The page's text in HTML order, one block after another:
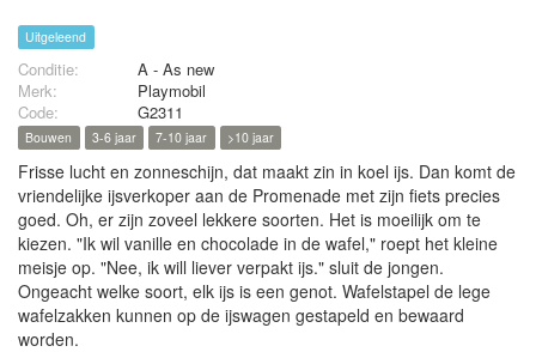
Uitgeleend
Conditie:
A - As new
Merk:
Playmobil
Code:
G2311
Bouwen 3-6 jaar 7-10 jaar >10 jaar
Frisse lucht en zonneschijn, dat maakt zin in koel ijs. Dan komt de
vriendelijke ijsverkoper aan de Promenade met zijn fiets precies
goed. Oh, er zijn zoveel lekkere soorten. Het is moeilijk om te
kiezen. "Ik wil vanille en chocolade in de wafel," roept het kleine
meisje op. "Nee, ik will liever verpakt ijs." sluit de jongen.
Ongeacht welke soort, elk ijs is een genot. Wafelstapel de lege
wafelzakken kunnen op de ijswagen gestapeld en bewaard
worden.